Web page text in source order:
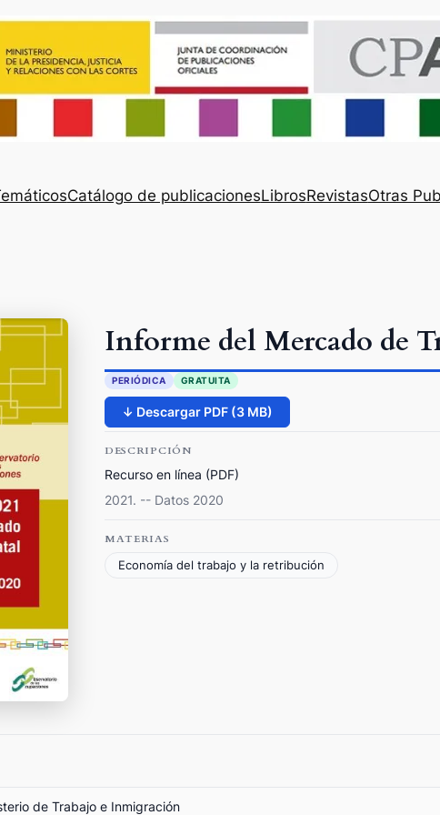
Catálogo de publicacionesLibrosRevistasOtras
Informe del Mercado de
PERIÓDICA GRATUITA
↓ Descargar PDF (3 MB)
DESCRIPCIÓN
Recurso en línea (PDF)
2021. -- Datos 2020
MATERIAS
Economía del trabajo y la retribución
de Trabajo e Inmigración